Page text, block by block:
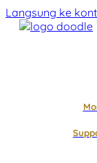
Langsung ke